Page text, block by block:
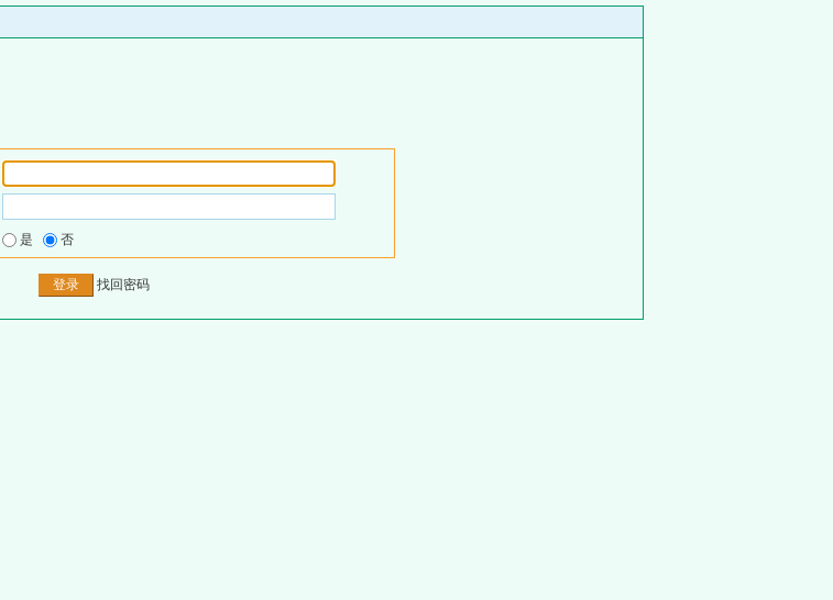
是 否
找回密码